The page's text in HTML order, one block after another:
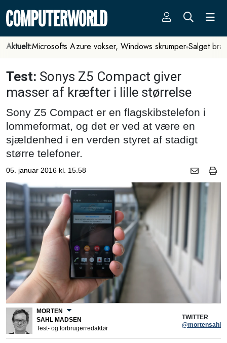
Aktuelt:Microsofts Azure vokser, Windows skrumper Salget
Test: Sonys Z5 Compact giver
masser af kræfter i lille størrelse
Sony Z5 Compact er en flagskibstelefon i
lommeformat, og det er ved at være en
sjældenhed i en verden styret af stadigt
større telefoner.
05. januar 2016 kl. 15.58
MORTEN
SAHL MADSEN
Test- og forbrugerredaktør
TWITTER
@mortensahl